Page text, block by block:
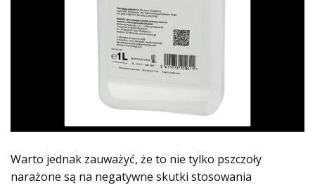
Warto jednak zauważyć, że to nie tylko pszczoły
narażone są na negatywne skutki stosowania